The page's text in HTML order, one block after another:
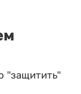
"защитить"